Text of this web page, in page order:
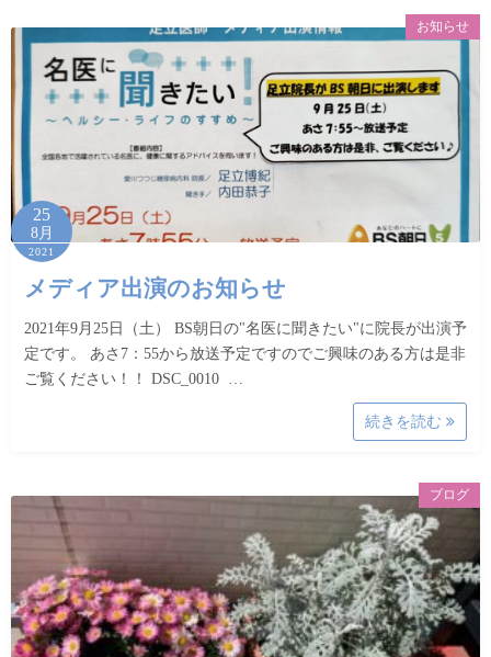
お知らせ
25
8月
2021
メディア出演のお知らせ
2021年9月25日（土） BS朝日の"名医に聞きたい"に院長が出演予
定です。 あさ7：55から放送予定ですのでご興味のある方は是非
ご覧ください！！ DSC_0010 …
続きを読む
ブログ